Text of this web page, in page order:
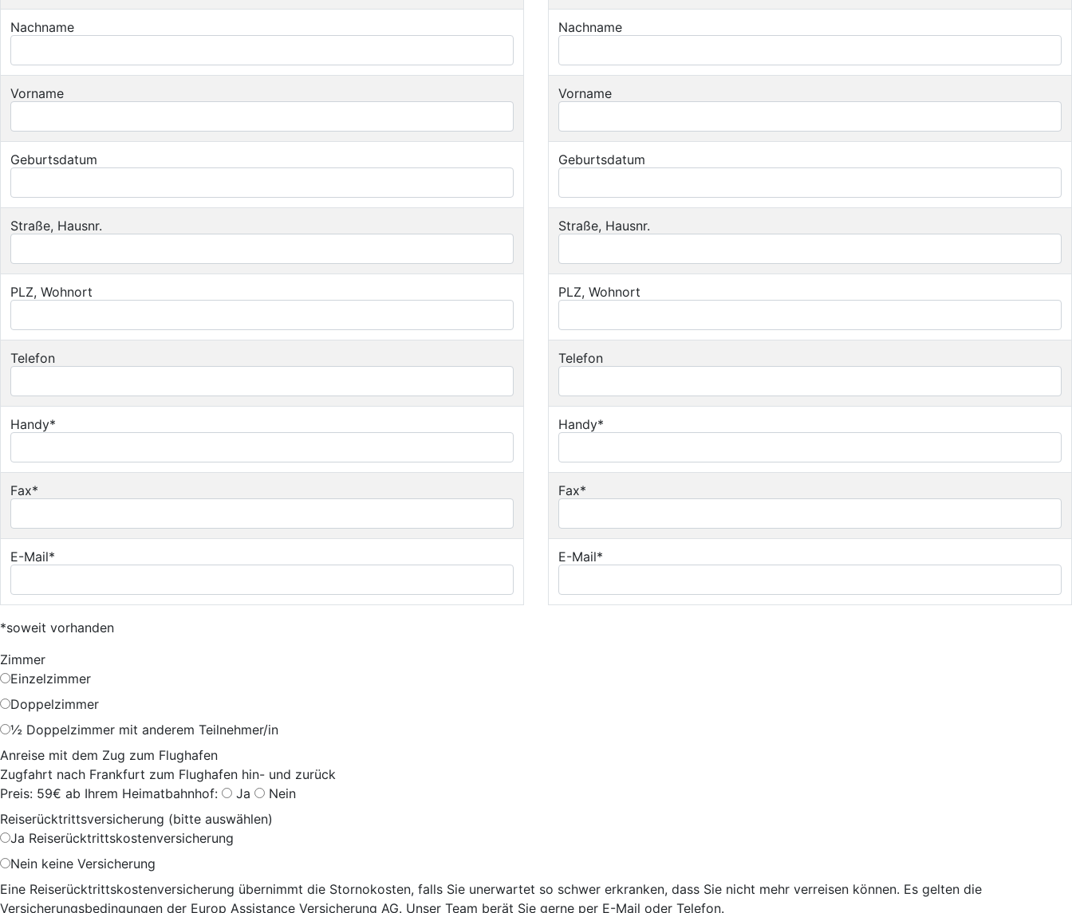
Nachname
Vorname
Geburtsdatum
Straße, Hausnr.
PLZ, Wohnort
Telefon
Handy*
Fax*
E-Mail*
Nachname
Vorname
Geburtsdatum
Straße, Hausnr.
PLZ, Wohnort
Telefon
Handy*
Fax*
E-Mail*
*soweit vorhanden
Zimmer
Einzelzimmer
Doppelzimmer
½ Doppelzimmer mit anderem Teilnehmer/in
Anreise mit dem Zug zum Flughafen
Zugfahrt nach Frankfurt zum Flughafen hin- und zurück
Preis: 59€ ab Ihrem Heimatbahnhof:
Ja
Nein
Reiserücktrittsversicherung (bitte auswählen)
Ja Reiserücktrittskostenversicherung
Nein keine Versicherung
Eine Reiserücktrittskostenversicherung übernimmt die Stornokosten, falls Sie unerwartet so schwer erkranken, dass Sie nicht mehr verreisen können. Es gelten die
Versicherungsbedingungen der Europ Assistance Versicherung AG. Unser Team berät Sie gerne per E-Mail oder Telefon.